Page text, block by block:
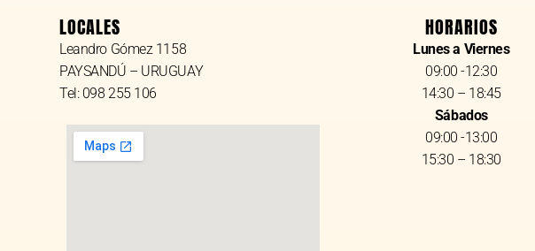
LOCALES
Leandro Gómez 1158
PAYSANDÚ – URUGUAY
Tel: 098 255 106
HORARIOS
Lunes a Viernes
09:00 -12:30
14:30 – 18:45
Sábados
09:00 -13:00
15:30 – 18:30